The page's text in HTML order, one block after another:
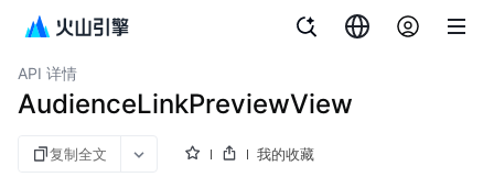
企业直播
API 详情
AudienceLinkPreviewView
复制全文 我的收藏